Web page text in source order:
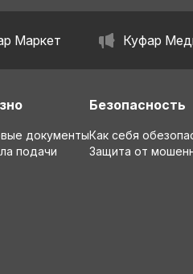
Маркет Куфар
документы
подачи
Безопасность
Как себя
Защита от